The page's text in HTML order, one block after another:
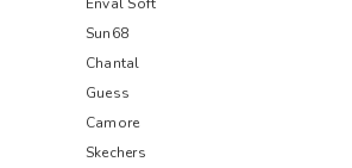
Sun68
Chantal
Guess
Camore
Skechers